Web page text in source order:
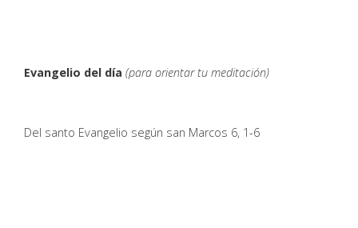
Evangelio del día (para orientar tu meditación)
Del santo Evangelio según san Marcos 6, 1-6